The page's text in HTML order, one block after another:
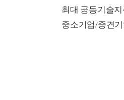
최대 공동기술
중소기업/중견